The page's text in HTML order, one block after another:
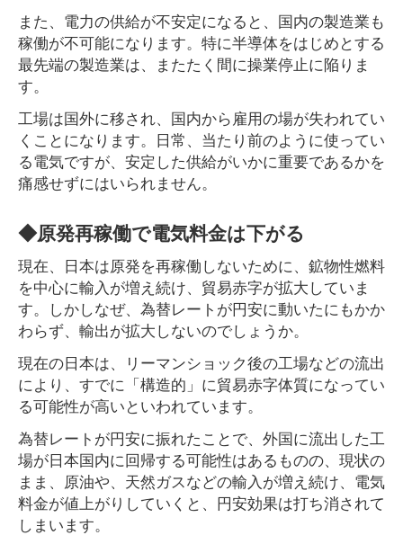
また、電力の供給が不安定になると、国内の製造業も
稼働が不可能になります。特に半導体をはじめとする
最先端の製造業は、またたく間に操業停止に陥りま
す。
工場は国外に移され、国内から雇用の場が失われてい
くことになります。日常、当たり前のように使ってい
る電気ですが、安定した供給がいかに重要であるかを
痛感せずにはいられません。
◆原発再稼働で電気料金は下がる
現在、日本は原発を再稼働しないために、鉱物性燃料
を中心に輸入が増え続け、貿易赤字が拡大していま
す。しかしなぜ、為替レートが円安に動いたにもかか
わらず、輸出が拡大しないのでしょうか。
現在の日本は、リーマンショック後の工場などの流出
により、すでに「構造的」に貿易赤字体質になってい
る可能性が高いといわれています。
為替レートが円安に振れたことで、外国に流出した工
場が日本国内に回帰する可能性はあるものの、現状の
まま、原油や、天然ガスなどの輸入が増え続け、電気
料金が値上がりしていくと、円安効果は打ち消されて
しまいます。